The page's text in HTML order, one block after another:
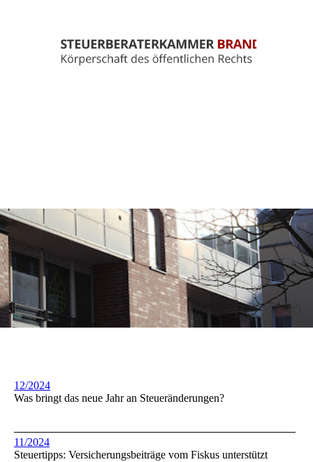
12/2024
Was bringt das neue Jahr an Steueränderungen?
11/2024
Steuertipps: Versicherungsbeiträge vom Fiskus unterstützt